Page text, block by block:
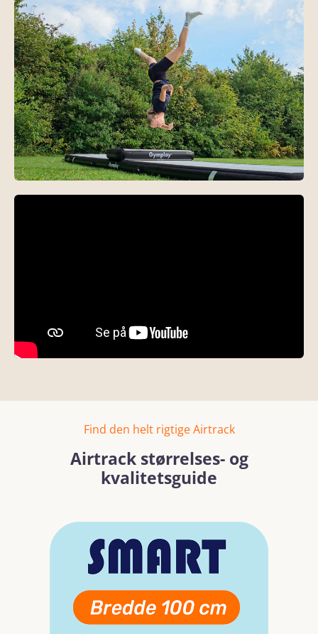
Find den helt rigtige Airtrack
Airtrack størrelses- og
kvalitetsguide
Skip image gallery
Read more